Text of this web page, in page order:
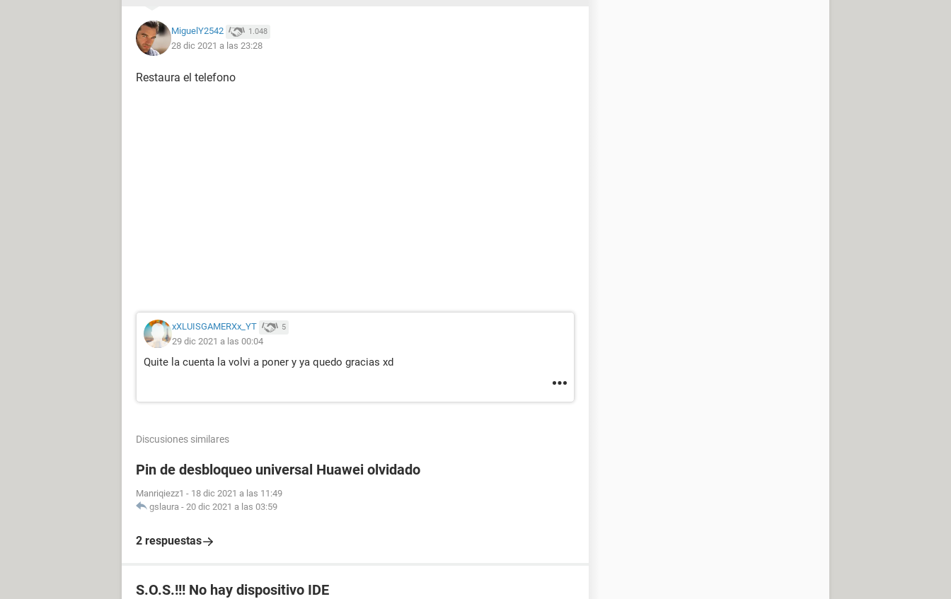
MiguelY2542 1.048
28 dic 2021 a las 23:28
Restaura el telefono
xXLUISGAMERXx_YT 5
29 dic 2021 a las 00:04
Quite la cuenta la volvi a poner y ya quedo gracias xd
Discusiones similares
Pin de desbloqueo universal Huawei olvidado
Manriqiezz1 - 18 dic 2021 a las 11:49
gslaura - 20 dic 2021 a las 03:59
2 respuestas
S.O.S.!!! No hay dispositivo IDE